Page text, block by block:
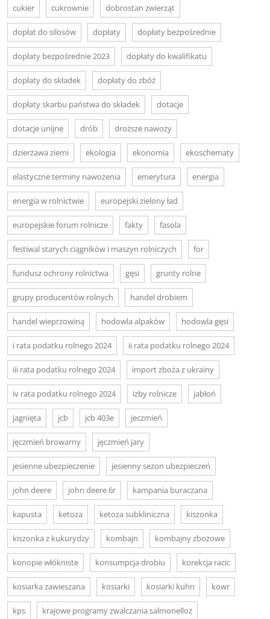
cukier cukrownie dobrostan zwierząt
dopłat do silosów dopłaty dopłaty bezpośrednie
dopłaty bezpośrednie 2023 dopłaty do kwalifikatu
dopłaty do składek dopłaty do zbóż
dopłaty skarbu państwa do składek dotacje
dotacje unijne drób droższe nawozy
dzierżawa ziemi ekologia ekonomia ekoschematy
elastyczne terminy nawożenia emerytura energia
energia w rolnictwie europejski zielony ład
europejskie forum rolnicze fakty fasola
festiwal starych ciągników i maszyn rolniczych for
fundusz ochrony rolnictwa gęsi grunty rolne
grupy producentów rolnych handel drobiem
handel wieprzowiną hodowla alpaków hodowla gęsi
i rata podatku rolnego 2024 ii rata podatku rolnego 2024
iii rata podatku rolnego 2024 import zboża z ukrainy
iv rata podatku rolnego 2024 izby rolnicze jabłoń
jagnięta jcb jcb 403e jeczmień
jęczmień browarny jęczmień jary
jesienne ubezpieczenie jesienny sezon ubezpieczeń
john deere john deere 6r kampania buraczana
kapusta ketoza ketoza subkliniczna kiszonka
kiszonka z kukurydzy kombajn kombajny zbożowe
konopie włókniste konsumpcja drobiu korekcja racic
kosiarka zawieszana kosiarki kosiarki kuhn kowr
kps krajowe programy zwalczania salmonelloz